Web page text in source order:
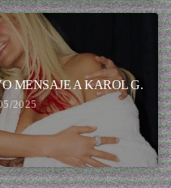
MENSAJE A KAROL G.
2025